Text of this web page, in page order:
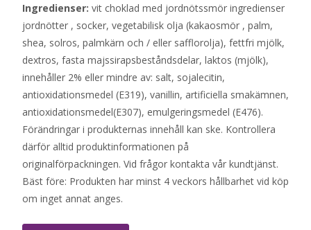
Ingredienser: vit choklad med jordnötssmör ingredienser
jordnötter , socker, vegetabilisk olja (kakaosmör , palm,
shea, solros, palmkärn och / eller safflorolja), fettfri mjölk,
dextros, fasta majssirapsbeståndsdelar, laktos (mjölk),
innehåller 2% eller mindre av: salt, sojalecitin,
antioxidationsmedel (E319), vanillin, artificiella smakämnen,
antioxidationsmedel(E307), emulgeringsmedel (E476).
Förändringar i produkternas innehåll kan ske. Kontrollera
därför alltid produktinformationen på
originalförpackningen. Vid frågor kontakta vår kundtjänst.
Bäst före: Produkten har minst 4 veckors hållbarhet vid köp
om inget annat anges.